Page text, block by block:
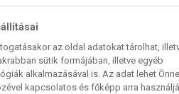
az oldal adatokat tárolhat,
sütik formájában, illetve egyéb
alkalmazásával is. Az adat lehet
kapcsolatos és főképp arra